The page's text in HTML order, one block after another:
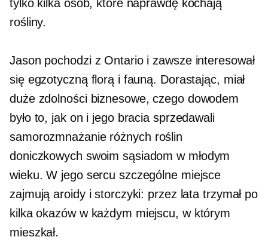
tylko kilka osób, które naprawdę kochają
rośliny.
Jason pochodzi z Ontario i zawsze interesował
się egzotyczną florą i fauną. Dorastając, miał
duże zdolności biznesowe, czego dowodem
było to, jak on i jego bracia sprzedawali
samorozmnażanieróżnych roślin
doniczkowych swoim sąsiadom w młodym
wieku. W jego sercu szczególne miejsce
zajmują aroidy i storczyki: przez lata trzymał po
kilka okazów w każdym miejscu, w którym
mieszkał.